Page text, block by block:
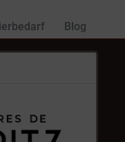
Blog